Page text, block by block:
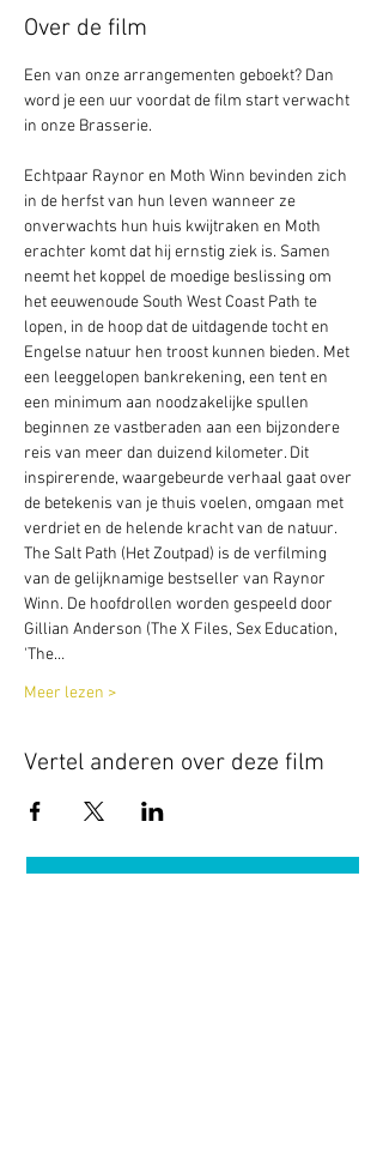
Over de film
Een van onze arrangementen geboekt? Dan
word je een uur voordat de film start verwacht
in onze Brasserie.
Echtpaar Raynor en Moth Winn bevinden zich
in de herfst van hun leven wanneer ze
onverwachts hun huis kwijtraken en Moth
erachter komt dat hij ernstig ziek is. Samen
neemt het koppel de moedige beslissing om
het eeuwenoude South West Coast Path te
lopen, in de hoop dat de uitdagende tocht en
Engelse natuur hen troost kunnen bieden. Met
een leeggelopen bankrekening, een tent en
een minimum aan noodzakelijke spullen
beginnen ze vastberaden aan een bijzondere
reis van meer dan duizend kilometer. Dit
inspirerende, waargebeurde verhaal gaat over
de betekenis van je thuis voelen, omgaan met
verdriet en de helende kracht van de natuur.
The Salt Path (Het Zoutpad) is de verfilming
van de gelijknamige bestseller van Raynor
Winn. De hoofdrollen worden gespeeld door
Gillian Anderson (The X Files, Sex Education,
'The…
Meer lezen >
Vertel anderen over deze film